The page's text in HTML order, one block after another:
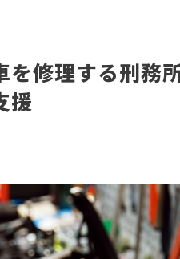
修理する刑務
援